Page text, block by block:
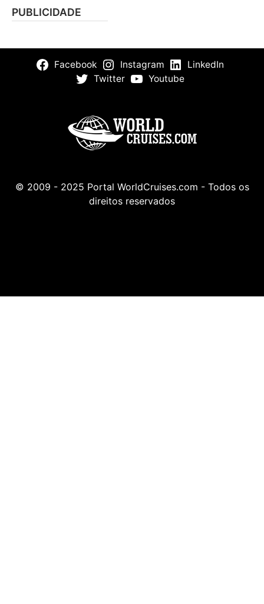
PUBLICIDADE
Facebook Instagram
LinkedIn
Twitter
Youtube
© 2009 - 2025 Portal WorldCruises.com - Todos os
direitos reservados